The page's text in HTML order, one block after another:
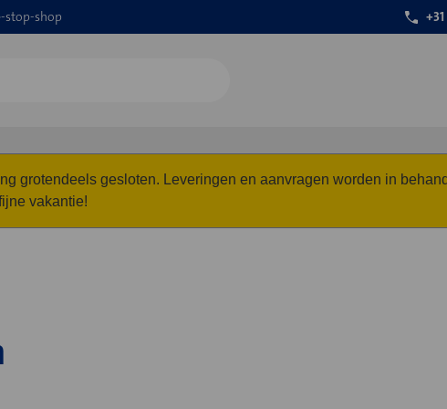
stop-shop
grotendeels gesloten. Leveringen en aanvragen worden in
vakantie!